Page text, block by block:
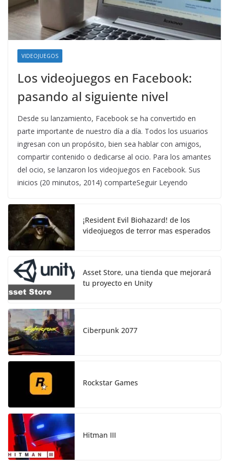
VIDEOJUEGOS
Los videojuegos en Facebook:
pasando al siguiente nivel
Desde su lanzamiento, Facebook se ha convertido en
parte importante de nuestro día a día. Todos los usuarios
ingresan con un propósito, bien sea hablar con amigos,
compartir contenido o dedicarse al ocio. Para los amantes
del ocio, se lanzaron los videojuegos en Facebook. Sus
inicios (20 minutos, 2014) comparteSeguir Leyendo
¡Resident Evil Biohazard! de los
videojuegos de terror mas esperados
Asset Store, una tienda que mejorará
tu proyecto en Unity
Ciberpunk 2077
Rockstar Games
Hitman III